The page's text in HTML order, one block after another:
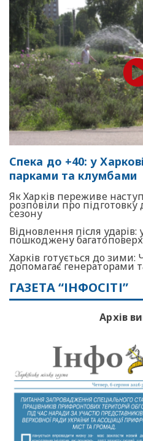
Спека до +40: у
парками та клумбами
Як Харків переживе
розповіли про
сезону
Відновлення після
пошкоджену
Харків готується до
допомагає генераторами
ГАЗЕТА “ІНФОСІТІ”
Архів